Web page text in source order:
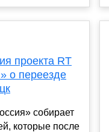
проекта RT
о переезде
собирает
которые после